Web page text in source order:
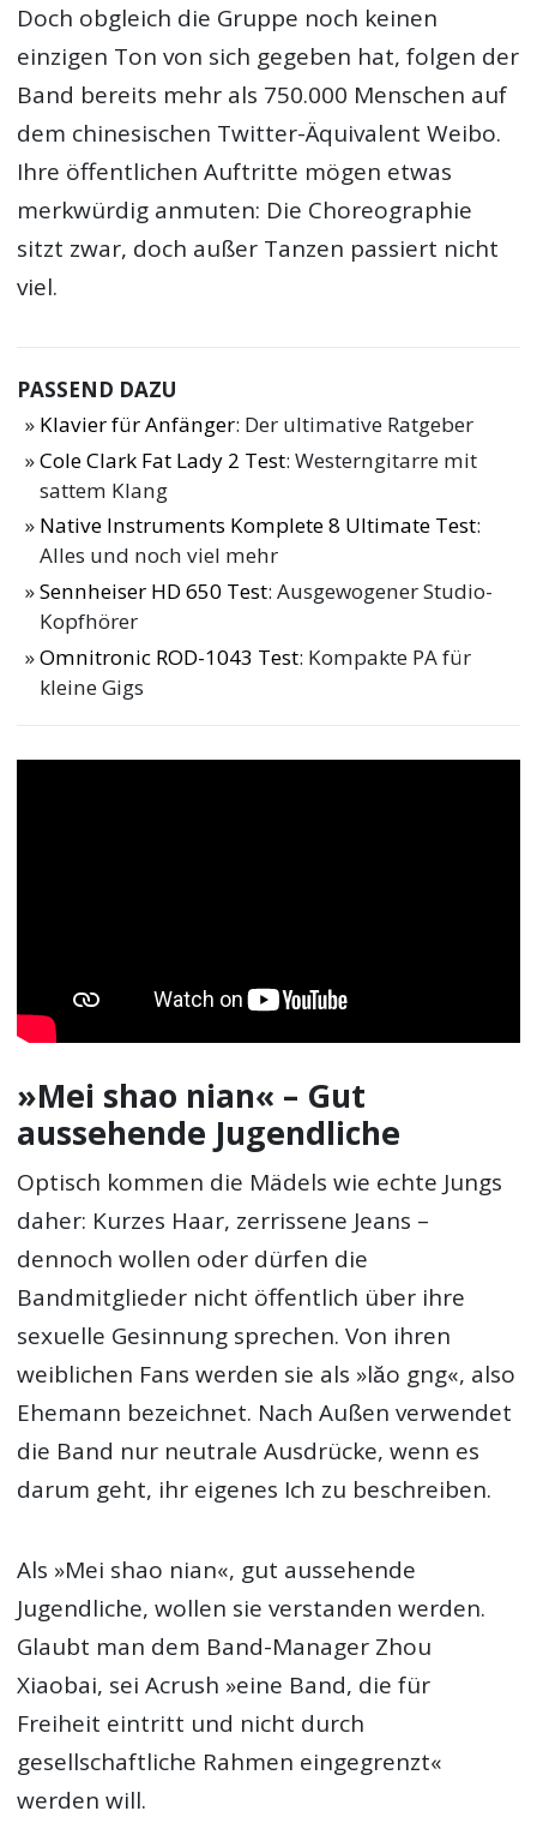
Doch obgleich die Gruppe noch keinen
einzigen Ton von sich gegeben hat, folgen der
Band bereits mehr als 750.000 Menschen auf
dem chinesischen Twitter-Äquivalent Weibo.
Ihre öffentlichen Auftritte mögen etwas
merkwürdig anmuten: Die Choreographie
sitzt zwar, doch außer Tanzen passiert nicht
viel.
PASSEND DAZU
Klavier für Anfänger: Der ultimative Ratgeber
Cole Clark Fat Lady 2 Test: Westerngitarre mit
sattem Klang
Native Instruments Komplete 8 Ultimate Test:
Alles und noch viel mehr
Sennheiser HD 650 Test: Ausgewogener Studio-
Kopfhörer
Omnitronic ROD-1043 Test: Kompakte PA für
kleine Gigs
»Mei shao nian« – Gut
aussehende Jugendliche
Optisch kommen die Mädels wie echte Jungs
daher: Kurzes Haar, zerrissene Jeans –
dennoch wollen oder dürfen die
Bandmitglieder nicht öffentlich über ihre
sexuelle Gesinnung sprechen. Von ihren
weiblichen Fans werden sie als »lăo gng«, also
Ehemann bezeichnet. Nach Außen verwendet
die Band nur neutrale Ausdrücke, wenn es
darum geht, ihr eigenes Ich zu beschreiben.
Als »Mei shao nian«, gut aussehende
Jugendliche, wollen sie verstanden werden.
Glaubt man dem Band-Manager Zhou
Xiaobai, sei Acrush »eine Band, die für
Freiheit eintritt und nicht durch
gesellschaftliche Rahmen eingegrenzt«
werden will.